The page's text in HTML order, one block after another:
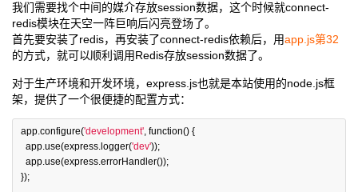
我们需要找个中间的媒介存放session数据，这个时候就connect-
redis模块在天空一阵巨响后闪亮登场了。
首先要安装了redis，再安装了connect-redis依赖后，用app.js第32
的方式，就可以顺利调用Redis存放session数据了。
对于生产环境和开发环境，express.js也就是本站使用的node.js框
架，提供了一个很便捷的配置方式：
app.configure('development', function() {
app.use(express. logger('dev'));
app.use(express.errorHandler());
});